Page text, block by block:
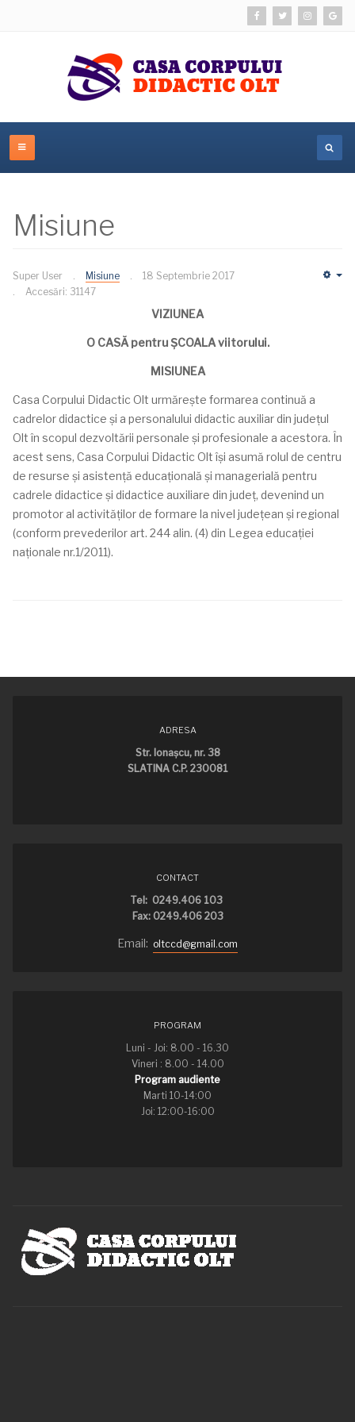
Misiune
Super User Misiune
18 Septembrie 2017
Accesări: 31147
VIZIUNEA
O CASĂ pentru ȘCOALA viitorului.
MISIUNEA
Casa Corpului Didactic Olt urmăreşte formarea continuă a
cadrelor didactice şi a personalului didactic auxiliar din judeţul
Olt în scopul dezvoltării personale şi profesionale a acestora. În
acest sens, Casa Corpului Didactic Olt îşi asumă rolul de centru
de resurse şi asistenţă educaţională şi managerială pentru
cadrele didactice şi didactice auxiliare din judeţ, devenind un
promotor al activităţilor de formare la nivel judeţean şi regional
(conform prevederilor art. 244 alin. (4) din Legea educaţiei
naţionale nr.1/2011).
ADRESA
Str. Ionaşcu, nr. 38
SLATINA C.P. 230081
CONTACT
Tel: 0249.406 103
Fax: 0249.406 203
Email: oltccd@gmail.com
PROGRAM
Luni - Joi: 8.00 - 16.30
Vineri : 8.00 - 14.00
Program audiente
Marti 10-14:00
Joi: 12:00-16:00